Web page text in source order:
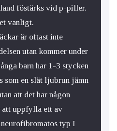
föstärks vid p-piller.
vanligt.
är oftast inte
utan kommer under
barn har 1-3 stycken
som en slät ljubrun jämn
att det har någon
att uppfylla ett av
typ I